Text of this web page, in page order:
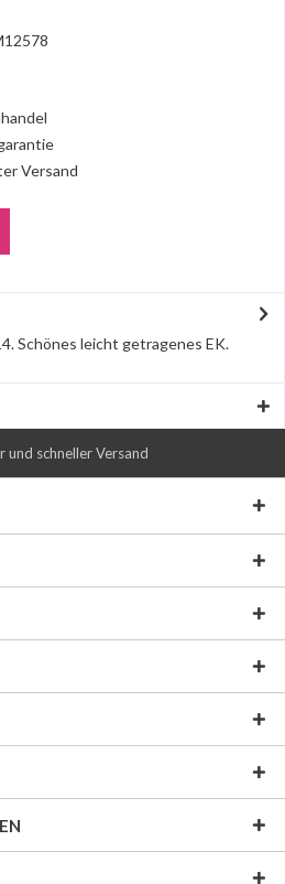
Versand
Schönes leicht getragenes EK.
und schneller Versand